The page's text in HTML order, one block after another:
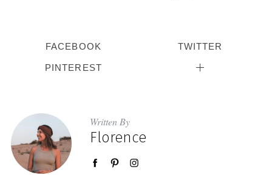
FACEBOOK TWITTER
PINTEREST
Written By
Florence